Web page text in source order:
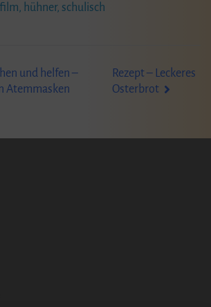
film, hühner, schulisch
und helfen –
Atemmasken
Rezept – Leckeres
Osterbrot